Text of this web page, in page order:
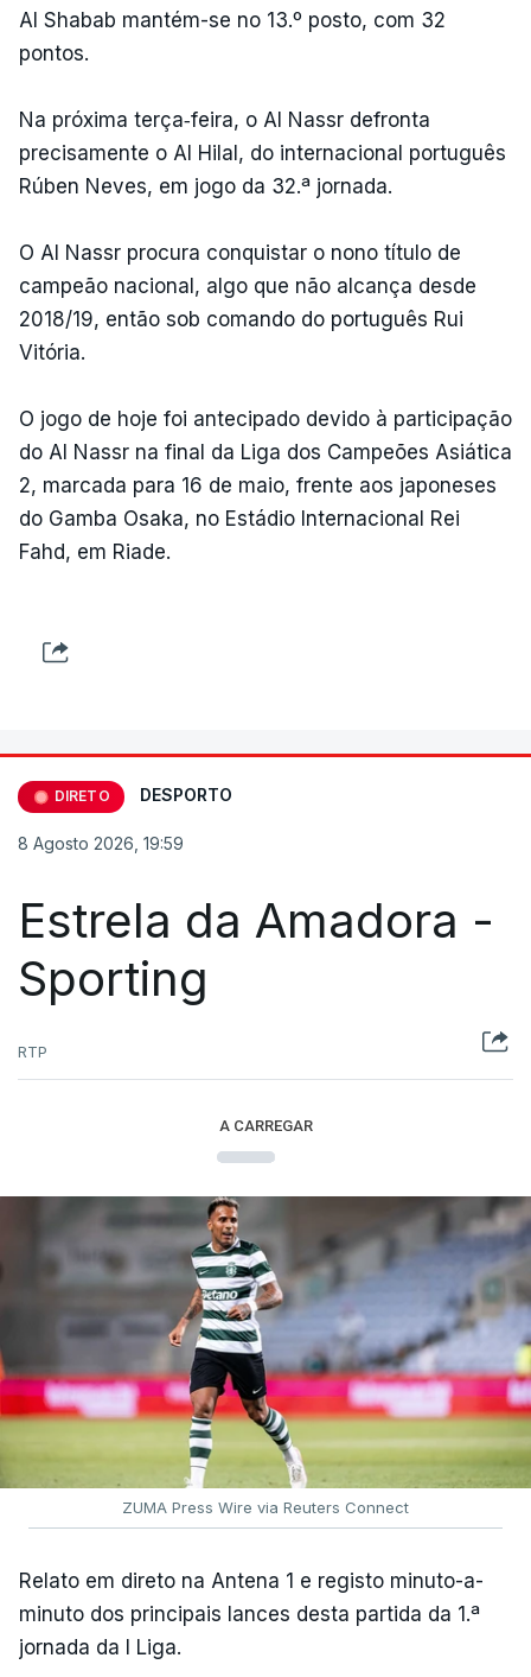
Al Shabab mantém-se no 13.º posto, com 32
pontos.
Na próxima terça‑feira, o Al Nassr defronta
precisamente o Al Hilal, do internacional português
Rúben Neves, em jogo da 32.ª jornada.
O Al Nassr procura conquistar o nono título de
campeão nacional, algo que não alcança desde
2018/19, então sob comando do português Rui
Vitória.
O jogo de hoje foi antecipado devido à participação
do Al Nassr na final da Liga dos Campeões Asiática
2, marcada para 16 de maio, frente aos japoneses
do Gamba Osaka, no Estádio Internacional Rei
Fahd, em Riade.
DIRETO DESPORTO
8 Agosto 2026, 19:59
Estrela da Amadora -
Sporting
RTP
A CARREGAR
ZUMA Press Wire via Reuters Connect
Relato em direto na Antena 1 e registo minuto-a-
minuto dos principais lances desta partida da 1.ª
jornada da I Liga.